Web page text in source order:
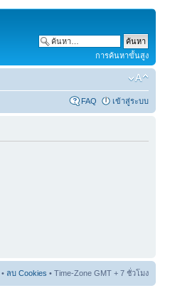
การค้นหาขั้นสูง
FAQ เข้าสู่ระบบ
• ลบ Cookies • Time-Zone GMT + 7 ชั่วโมง